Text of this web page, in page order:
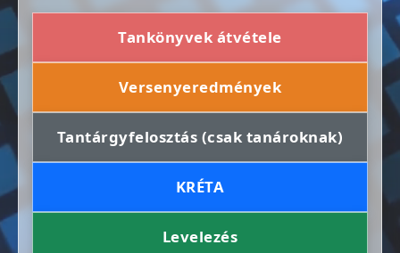
Tankönyvek átvétele
Versenyeredmények
Tantárgyfelosztás (csak tanároknak)
KRÉTA
Levelezés